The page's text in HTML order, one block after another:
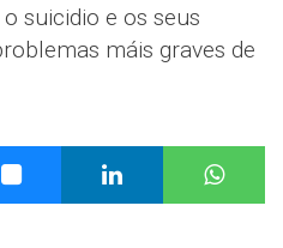
suicidio e os seus
máis graves de